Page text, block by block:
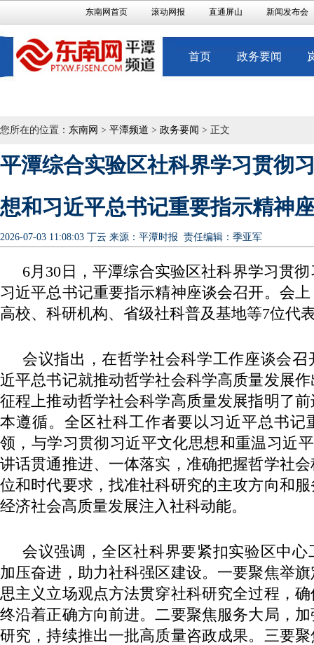
东南网首页 滚动网报 直通屏山 新闻发布会
首页 政务要闻
您所在的位置： 东南网 > 平潭频道 > 政务要闻 > 正文
平潭综合实验区社科界学习贯彻
想和习近平总书记重要指示精神
2026-07-03 11:08:03 丁云 来源：平潭时报 责任编辑：季亚军
6月30日，平潭综合实验区社科界学习贯
习近平总书记重要指示精神座谈会召开。会
高校、科研机构、省级社科普及基地等7位代
会议指出，在哲学社会科学工作座谈会召
近平总书记就推动哲学社会科学高质量发展
征程上推动哲学社会科学高质量发展指明了
本遵循。全区社科工作者要以习近平总书记
领，与学习贯彻习近平文化思想和重温习近平
讲话贯通推进、一体落实，准确把握哲学社
位和时代要求，找准社科研究的主攻方向和
经济社会高质量发展注入社科动能。
会议强调，全区社科界要紧扣实验区中心
加压奋进，助力社科强区建设。一要聚焦举
思主义立场观点方法贯穿社科研究全过程，
终沿着正确方向前进。二要聚焦服务大局，
研究，持续推出一批高质量咨政成果。三要